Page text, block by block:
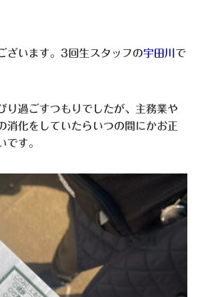
ざいます。3回生スタッフの宇田川 で
り過ごすつもりでしたが、主務業や
消化をしていたらいつの間にかお正
です。